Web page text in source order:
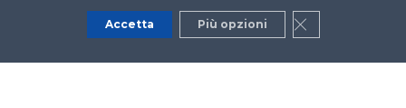
© 2024 Copyright © Politecnico di Milano Dipartimento
di Ingegneria Gestionale
Accetta Più opzioni Close GDPR